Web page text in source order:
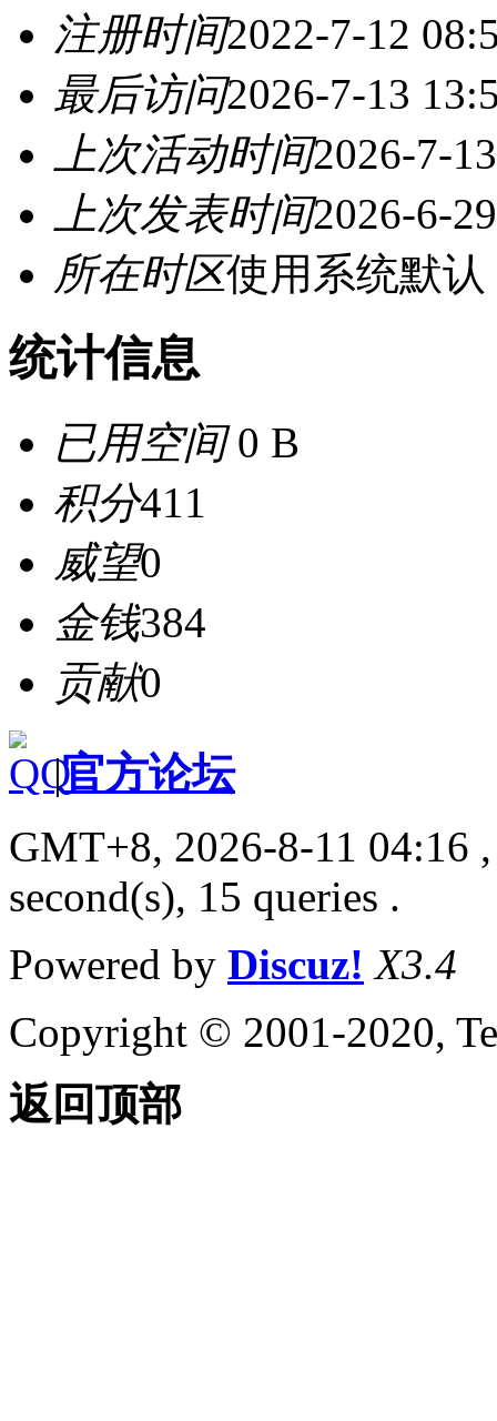
注册时间2022-7-12
最后访问2026-7-13
上次活动时间2026-7-
上次发表时间2026-6-
所在时区使用系统默认
统计信息
已用空间0 B
积分411
威望0
金钱384
贡献0
|官方论坛
GMT+8, 2026-8-11 04:16
second(s), 15 queries .
Powered by Discuz! X3.4
Copyright © 2001-2020,
返回顶部